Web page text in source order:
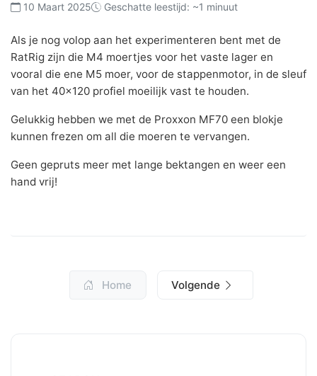
10 Maart 2025 Geschatte leestijd: ~1 minuut
Als je nog volop aan het experimenteren bent met de
RatRig zijn die M4 moertjes voor het vaste lager en
vooral die ene M5 moer, voor de stappenmotor, in de sleuf
van het 40x120 profiel moeilijk vast te houden.
Gelukkig hebben we met de Proxxon MF70 een blokje
kunnen frezen om all die moeren te vervangen.
Geen gepruts meer met lange bektangen en weer een
hand vrij!
Home Volgende